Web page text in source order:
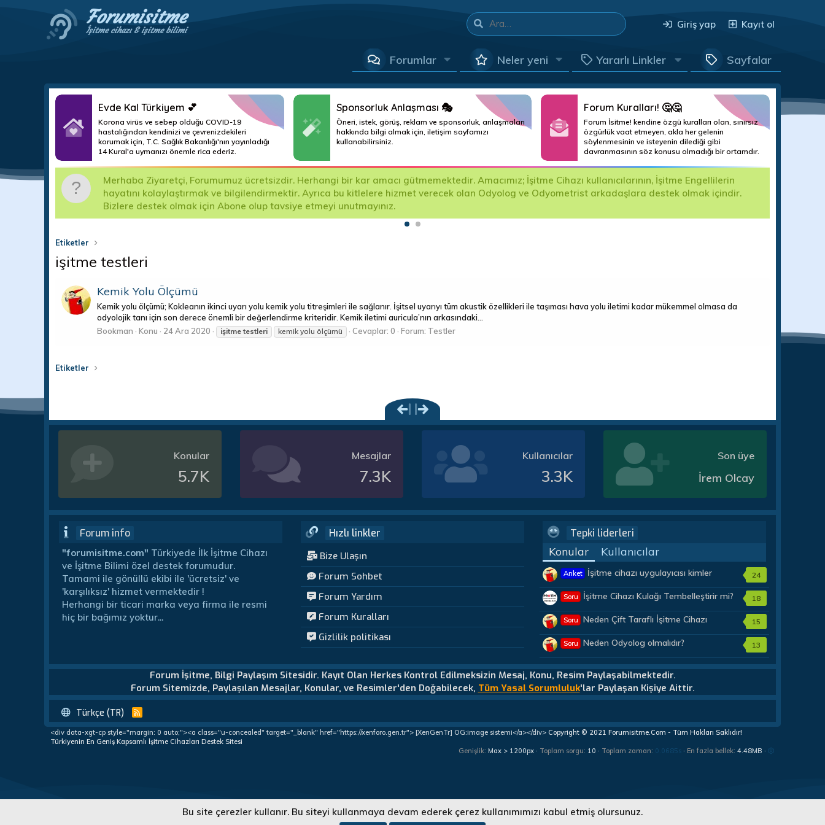
Forumisitme
İşitme cihazı & işitme bilimi
Giriş yap Kayıt ol
Forumlar Neler yeni Yararlı Linkler Sayfalar
Evde Kal Türkiyem 💕
Korona virüs ve sebep olduğu COVID-19
hastalığından kendinizi ve çevrenizdekileri
korumak için, T.C. Sağlık Bakanlığı'nın yayınladığı
14 Kural'a uymanızı önemle rica ederiz.
Sponsorluk Anlaşması 🎭
Öneri, istek, görüş, reklam ve sponsorluk, anlaşmaları
hakkında bilgi almak için, iletişim sayfamızı
kullanabilirsiniz.
Forum Kuralları! 🤔🤔
Forum İsitme! kendine özgü kuralları olan, sınırsız
özgürlük vaat etmeyen, akla her gelenin
söylenmesinin ve isteyenin dilediği gibi
davranmasının söz konusu olmadığı bir ortamdır.
Merhaba Ziyaretçi, Forumumuz ücretsizdir. Herhangi bir kar amacı gütmemektedir. Amacımız; İşitme Cihazı kullanıcılarının, İşitme Engellilerin
hayatını kolaylaştırmak ve bilgilendirmektir. Ayrıca bu kitlelere hizmet verecek olan Odyolog ve Odyometrist arkadaşlara destek olmak içindir.
Bizlere destek olmak için Abone olup tavsiye etmeyi unutmayınız.
Etiketler
işitme testleri
Kemik Yolu Ölçümü
Kemik yolu ölçümü; Kokleanın ikinci uyarı yolu kemik yolu titreşimleri ile sağlanır. İşitsel uyarıyı tüm akustik özellikleri ile taşıması hava yolu iletimi kadar mükemmel olmasa da
odyolojik tanı için son derece önemli bir değerlendirme kriteridir. Kemik iletimi auricula’nın arkasındaki...
Bookman
Konu 24 Ara 2020 işitme testleri kemik yolu ölçümü Cevaplar: 0 Forum: Testler
Etiketler
Konular
5.7K
Mesajlar
7.3K
Kullanıcılar
3.3K
Son üye
İrem Olcay
Forum info
"forumisitme.com" Türkiyede İlk İşitme Cihazı
ve İşitme Bilimi özel destek forumudur.
Tamami ile gönüllü ekibi ile 'ücretsiz' ve
'karşılıksız' hizmet vermektedir !
Herhangi bir ticari marka veya firma ile resmi
hiç bir bağımız yoktur...
Hızlı linkler
Bize Ulaşın
Forum Sohbet
Forum Yardım
Forum Kuralları
Gizlilik politikası
Tepki liderleri
Konular Kullanıcılar
Anket
İşitme cihazı uygulayıcısı kimler
24
Soru İşitme Cihazı Kulağı Tembelleştirir mi? 18
Soru
Neden Çift Taraflı İşitme Cihazı
15
Soru Neden Odyolog olmalıdır? 13
Forum İşitme, Bilgi Paylaşım Sitesidir. Kayıt Olan Herkes Kontrol Edilmeksizin Mesaj, Konu, Resim Paylaşabilmektedir.
Forum Sitemizde, Paylaşılan Mesajlar, Konular, ve Resimler'den Doğabilecek, Tüm Yasal Sorumluluk'lar Paylaşan Kişiye Aittir.
Türkçe (TR)
R
S
S
<div data-xgt-cp style="margin: 0 auto;"><a class="u-concealed" target="_blank" href="https://xenforo.gen.tr"> [XenGenTr] OG:image sistemi</a></div> Copyright © 2021 Forumisitme.Com - Tüm Hakları Saklıdır!
Türkiyenin En Geniş Kapsamlı İşitme Cihazları Destek Sitesi
Genişlik Toplam sorgu 10 Toplam zaman 0.0685s En fazla bellek 4.48MB
Bu site çerezler kullanır. Bu siteyi kullanmaya devam ederek çerez kullanımımızı kabul etmiş olursunuz.